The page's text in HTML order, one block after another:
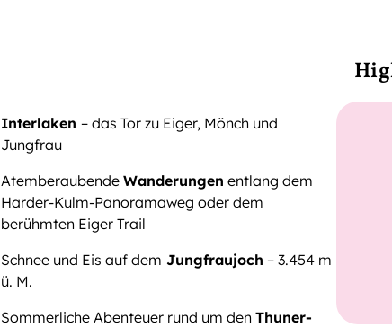
Interlaken – das Tor zu Eiger, Mönch und
Jungfrau
Atemberaubende Wanderungen entlang dem
Harder-Kulm-Panoramaweg oder dem
berühmten Eiger Trail
Schnee und Eis auf dem Jungfraujoch – 3.454 m
ü. M.
Sommerliche Abenteuer rund um den Thuner-